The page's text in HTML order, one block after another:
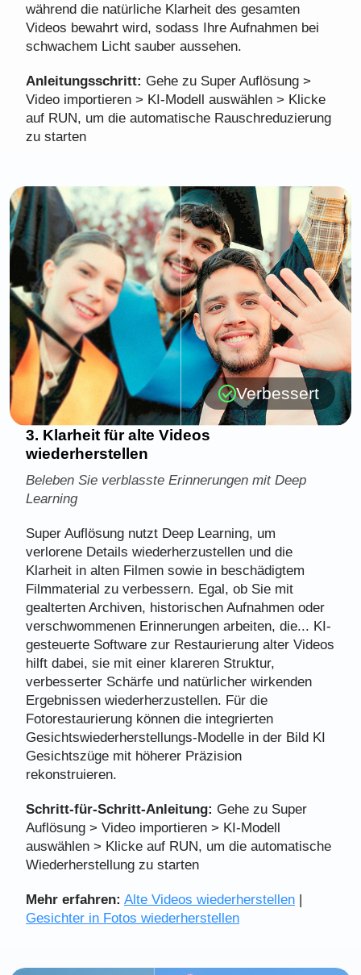
während die natürliche Klarheit des gesamten
Videos bewahrt wird, sodass Ihre Aufnahmen bei
schwachem Licht sauber aussehen.
Anleitungsschritt: Gehe zu Super Auflösung >
Video importieren > KI-Modell auswählen > Klicke
auf RUN, um die automatische Rauschreduzierung
zu starten
Verbessert
3. Klarheit für alte Videos
wiederherstellen
Beleben Sie verblasste Erinnerungen mit Deep
Learning
Super Auflösung nutzt Deep Learning, um
verlorene Details wiederherzustellen und die
Klarheit in alten Filmen sowie in beschädigtem
Filmmaterial zu verbessern. Egal, ob Sie mit
gealterten Archiven, historischen Aufnahmen oder
verschwommenen Erinnerungen arbeiten, die... KI-
gesteuerte Software zur Restaurierung alter Videos
hilft dabei, sie mit einer klareren Struktur,
verbesserter Schärfe und natürlicher wirkenden
Ergebnissen wiederherzustellen. Für die
Fotorestaurierung können die integrierten
Gesichtswiederherstellungs-Modelle in der Bild KI
Gesichtszüge mit höherer Präzision
rekonstruieren.
Schritt-für-Schritt-Anleitung: Gehe zu Super
Auflösung > Video importieren > KI-Modell
auswählen > Klicke auf RUN, um die automatische
Wiederherstellung zu starten
Mehr erfahren: Alte Videos wiederherstellen
Gesichter in Fotos wiederherstellen